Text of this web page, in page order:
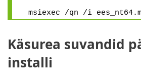
msiexec /qn /i ees_nt64.msi
Käsurea suvandid
installi